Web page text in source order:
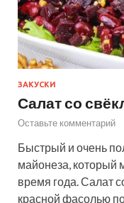
ЗАКУСКИ
Салат со
Оставьте комментарий
Быстрый и очень
майонеза, который
время года. Салат
красной фасолью